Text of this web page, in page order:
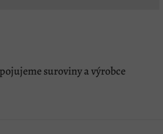
suroviny a výrobce